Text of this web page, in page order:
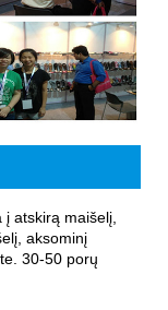
į atskirą maišelį,
aksominį
30-50 porų